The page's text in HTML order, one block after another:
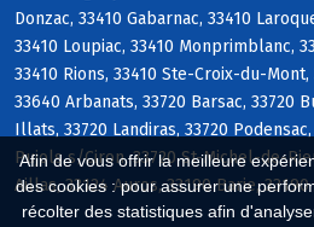
Afin de vous offrir la meilleure
des cookies : pour assurer une
récolter des statistiques afin
Donzac, 33410 Gabarnac, 33410
33410 Loupiac, 33410 Monprimblanc,
33410 Rions, 33410 Ste-Croix-du-
33640 Arbanats, 33720 Barsac, 33720
Illats, 33720 Landiras, 33720
Pujols s/Ciron, 33720 St-Michel-de-
Aillas, 33124 Auros, 33190 Barie,